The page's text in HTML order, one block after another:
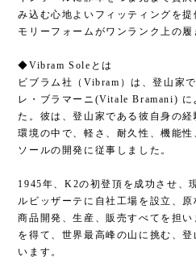
み込む心地よいフィッティングを
モリーフォームがワンランク上の履
◆Vibram Soleとは
ビブラム社（Vibram）は、登山家
レ・ブラマーニ(Vitale Bramani) に
た。彼は、登山家である彼自身の
環境の中で、軽さ、耐久性、機能
ソールの開発に従事しました。
1945年、K2の初登頂を成功させ、
ルビッザーテに自社工場を設立、原
商品開発、生産、販売すべてを担
を得て、世界最高峰の山に挑む、
います。